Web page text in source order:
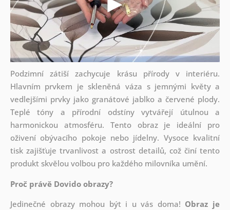
Podzimní zátiší zachycuje krásu přírody v interiéru.
Hlavním prvkem je skleněná váza s jemnými květy a
vedlejšími prvky jako granátové jablko a červené plody.
Teplé tóny a přírodní odstíny vytvářejí útulnou a
harmonickou atmosféru. Tento obraz je ideální pro
oživení obývacího pokoje nebo jídelny. Vysoce kvalitní
tisk zajišťuje trvanlivost a ostrost detailů, což činí tento
produkt skvělou volbou pro každého milovníka umění.
Proč právě Dovido obrazy?
Jedinečné obrazy mohou být i u vás doma! Obraz je